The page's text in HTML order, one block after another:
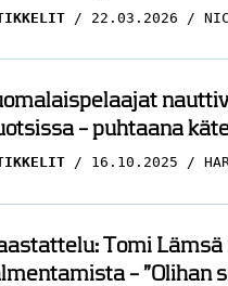
22.03.2026
– puhtaana
16.10.2025
Tomi
– ”Olihan